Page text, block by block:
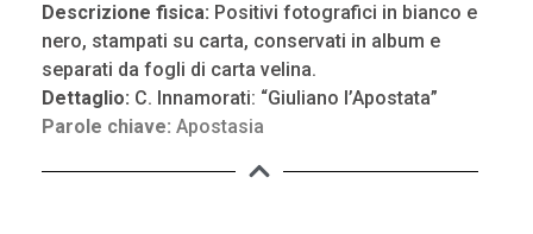
Descrizione fisica: Positivi fotografici in bianco e
nero, stampati su carta, conservati in album e
separati da fogli di carta velina.
Dettaglio: C. Innamorati: “Giuliano l’Apostata”
Parole chiave: Apostasia